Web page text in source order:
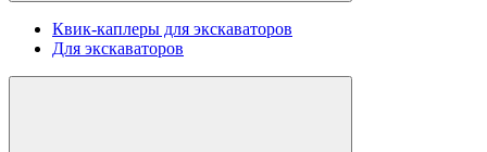
Квик-каплеры для экскаваторов
Для экскаваторов